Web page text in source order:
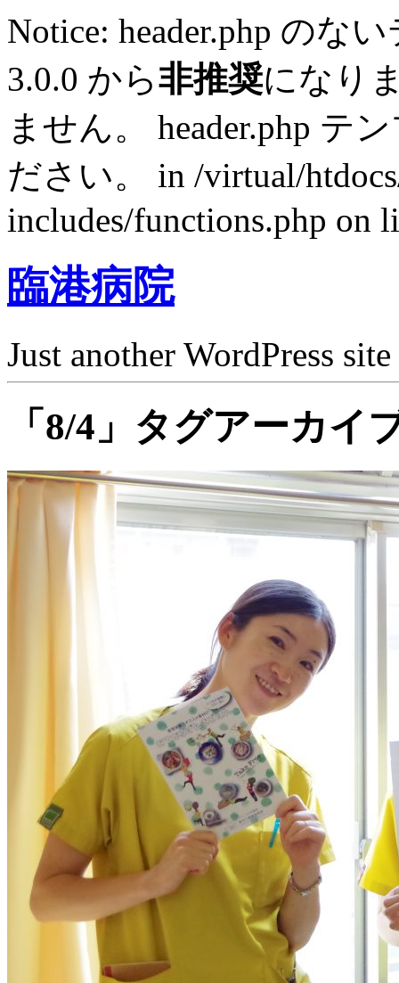
Notice: header.php のな
3.0.0 から非推奨になり
ません。 header.php テ
ださい。 in /virtual/
includes/functions.php on
臨港病院
Just another WordPress site
「8/4」タグアーカイ